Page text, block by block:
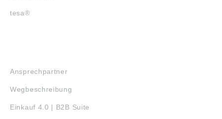
tesa®
Ansprechpartner
Wegbeschreibung
Einkauf 4.0 | B2B Suite